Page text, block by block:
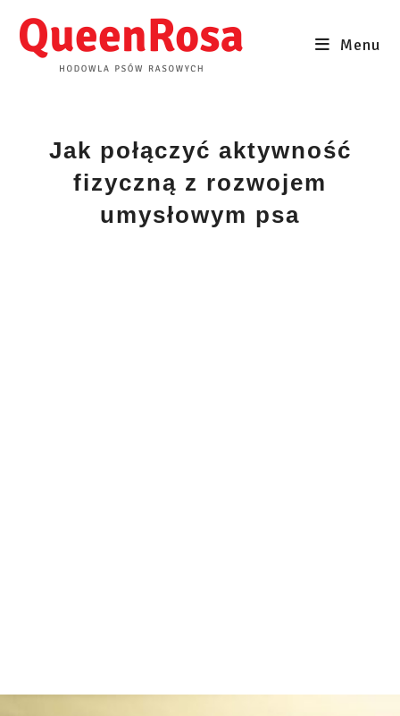
content
Menu
Jak połączyć aktywność
fizyczną z rozwojem
umysłowym psa